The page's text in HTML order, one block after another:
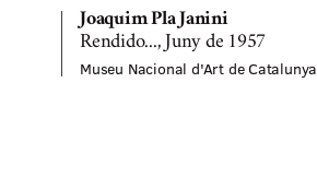
Joaquim Pla Janini
Rendido..., Juny de 1957
Museu Nacional d'Art de Catalunya